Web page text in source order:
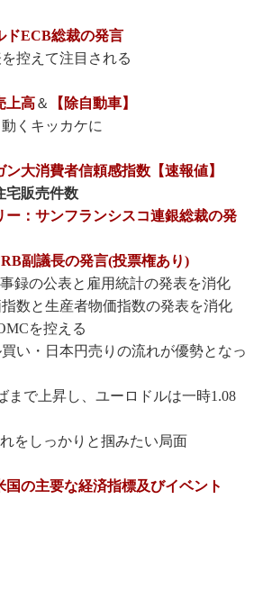
ドECB総裁の発言
控えて注目される
上高＆
【除自動車】
くキッカケに
ン大消費者信頼感指数【速報値】
宅販売件数
ー：サンフランシスコ連銀総裁の発
副議長の発言(投票権あり)
録の公表と雇用統計の発表を消化
数と生産者物価指数の発表を消化
を控える
い・日本円売りの流れが優勢となっ
まで上昇し、ユーロドルは一時1.08
をしっかりと掴みたい局面
の主要な経済指標及びイベント